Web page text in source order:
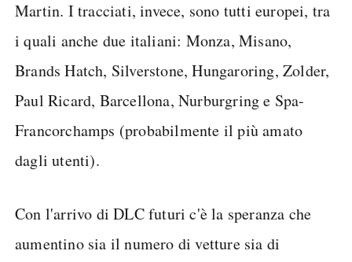
Martin. I tracciati, invece, sono tutti europei, tra
i quali anche due italiani: Monza, Misano,
Brands Hatch, Silverstone, Hungaroring, Zolder,
Paul Ricard, Barcellona, Nurburgring e Spa-
Francorchamps (probabilmente il più amato
dagli utenti).
Con l'arrivo di DLC futuri c'è la speranza che
aumentino sia il numero di vetture sia di